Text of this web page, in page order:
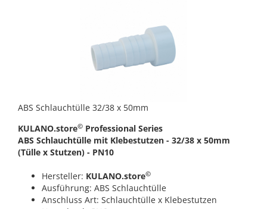
ABS Schlauchtülle 32/38 x 50mm
KULANO.store© Professional Series
ABS Schlauchtülle mit Klebestutzen - 32/38 x 50mm
(Tülle x Stutzen) - PN10
Hersteller: KULANO.store©
Ausführung: ABS Schlauchtülle
Anschluss Art: Schlauchtülle x Klebestutzen